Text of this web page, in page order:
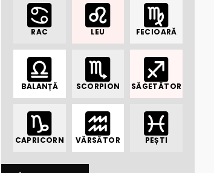
RAC LEU FECIOARĂ
BALANȚĂ SCORPION SĂGETĂTOR
CAPRICORN VĂRSĂTOR PEȘTI